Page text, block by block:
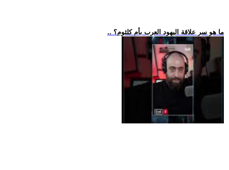
.. ما هو سر علاقة اليهود العرب بأم كلثوم؟